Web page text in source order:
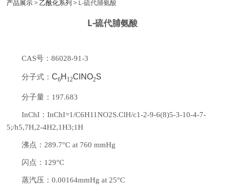
产品展示>乙酰化系列 > L-硫代脯氨酸
L-硫代脯氨酸
CAS号：86028-91-3
分子式： C6H 12ClNO2S
分子量：197.683
InChI：InChI=1/C6H11NO2S.ClH/c1-2-9-6(8)5-3-10-4-7-
5;/h5,7H,2-4H2,1H3;1H
沸点：289.7°C at 760 mmHg
闪点：129°C
蒸汽压：0.00164mmHg at 25°C